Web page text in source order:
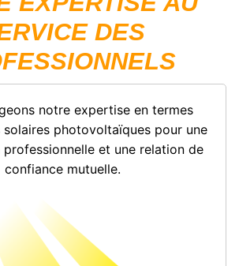
DES
notre expertise en termes
photovoltaïques pour une
et une relation de
confiance mutuelle.